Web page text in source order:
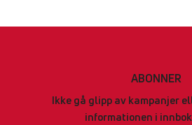
ABONNER
Ikke gå glipp av kampanjer
informationen i